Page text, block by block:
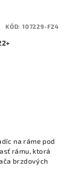
na ráme pod
rámu, ktorá
brzdových
KÓD: 107229-F24